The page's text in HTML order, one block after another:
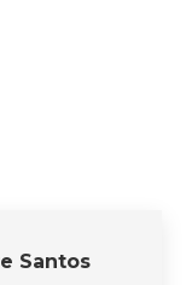
Santos